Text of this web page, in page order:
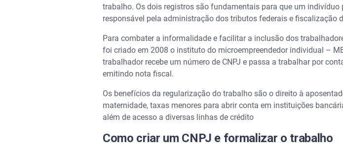
trabalho. Os dois registros são fundamentais para que um indivíduo
responsável pela administração dos tributos federais e fiscalização
Para combater a informalidade e facilitar a inclusão dos
foi criado em 2008 o instituto do microempreendedor individual –
trabalhador recebe um número de CNPJ e passa a trabalhar por
emitindo nota fiscal.
Os benefícios da regularização do trabalho são o direito à
maternidade, taxas menores para abrir conta em instituições
além de acesso a diversas linhas de crédito
Como criar um CNPJ e formalizar o trabalho